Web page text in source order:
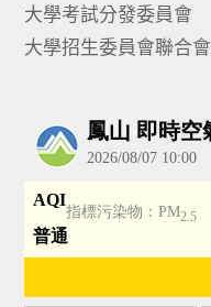
大學考試分發委員會
大學招生委員會聯合會